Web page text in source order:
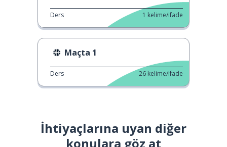
Ders 1 kelime/ifade
Maçta 1
Ders 26 kelime/ifade
İhtiyaçlarına uyan diğer
konulara göz at